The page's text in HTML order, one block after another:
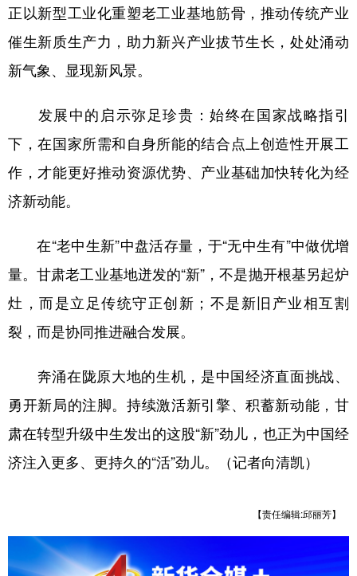
正以新型工业化重塑老工业基地筋骨，推动传统产业
催生新质生产力，助力新兴产业拔节生长，处处涌动
新气象、显现新风景。
发展中的启示弥足珍贵：始终在国家战略指引
下，在国家所需和自身所能的结合点上创造性开展工
作，才能更好推动资源优势、产业基础加快转化为经
济新动能。
在“老中生新”中盘活存量，于“无中生有”中做优增
量。甘肃老工业基地迸发的“新”，不是抛开根基另起炉
灶，而是立足传统守正创新；不是新旧产业相互割
裂，而是协同推进融合发展。
奔涌在陇原大地的生机，是中国经济直面挑战、
勇开新局的注脚。持续激活新引擎、积蓄新动能，甘
肃在转型升级中生发出的这股“新”劲儿，也正为中国经
济注入更多、更持久的“活”劲儿。（记者向清凯）
【责任编辑:邱丽芳】